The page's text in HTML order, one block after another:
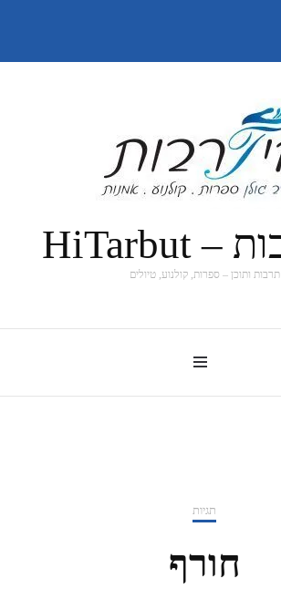
תרבות ותוכן – ספרות, קולנוע, טיולים
תגיות
חורף